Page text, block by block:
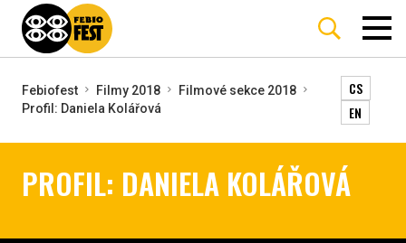
Febiofest Filmy 2018
Filmové sekce 2018
Profil: Daniela Kolářová
CS
EN
PROFIL: DANIELA KOLÁŘOVÁ